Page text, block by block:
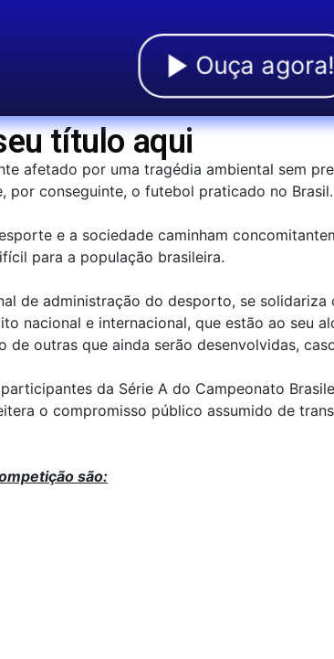
Ouça agora!
título aqui
afetado por uma tragédia ambiental sem
por conseguinte, o futebol praticado no Brasil.
e a sociedade caminham
para a população brasileira.
de administração do desporto, se
nacional e internacional, que estão ao seu
outras que ainda serão desenvolvidas,
da Série A do Campeonato
o compromisso público assumido de
são: